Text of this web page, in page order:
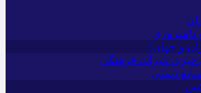
و جهان)
میراث فرهنگی
دستی